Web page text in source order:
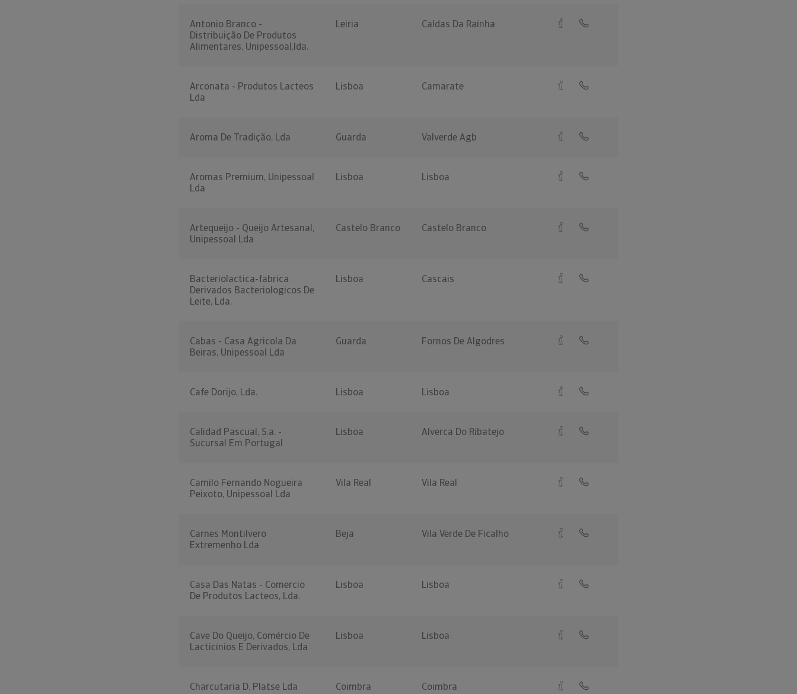
Antonio Branco -
Distribuição De Produtos
Alimentares, Unipessoal,lda.
Leiria Caldas Da Rainha
Arconata - Produtos Lacteos
Lda
Lisboa Camarate
Aroma De Tradição, Lda Guarda Valverde Agb
Aromas Premium, Unipessoal
Lda
Lisboa Lisboa
Artequeijo - Queijo Artesanal,
Unipessoal Lda
Castelo Branco Castelo Branco
Bacteriolactica-fabrica
Derivados Bacteriologicos De
Leite, Lda.
Lisboa Cascais
Cabas - Casa Agricola Da
Beiras, Unipessoal Lda
Guarda Fornos De Algodres
Cafe Dorijo, Lda. Lisboa Lisboa
Calidad Pascual, S.a. -
Sucursal Em Portugal
Lisboa Alverca Do Ribatejo
Camilo Fernando Nogueira
Peixoto, Unipessoal Lda
Vila Real Vila Real
Carnes Montilvero
Extremenho Lda
Beja Vila Verde De Ficalho
Casa Das Natas - Comercio
De Produtos Lacteos, Lda.
Lisboa Lisboa
Cave Do Queijo, Comércio De
Lacticínios E Derivados, Lda
Lisboa Lisboa
Charcutaria D. Platse Lda Coimbra Coimbra